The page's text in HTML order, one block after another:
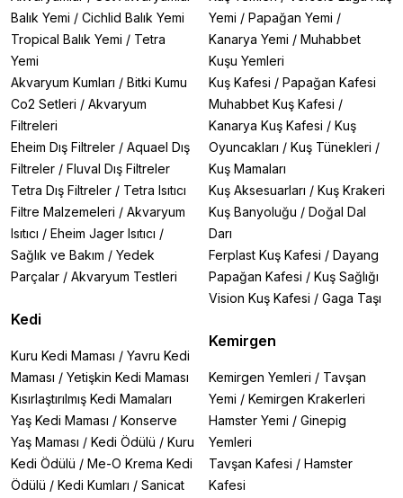
Balık Yemi / Cichlid Balık Yemi
Tropical Balık Yemi / Tetra
Yemi
Akvaryum Kumları / Bitki Kumu
Co2 Setleri / Akvaryum
Filtreleri
Eheim Dış Filtreler / Aquael Dış
Filtreler / Fluval Dış Filtreler
Tetra Dış Filtreler / Tetra Isıtıcı
Filtre Malzemeleri / Akvaryum
Isıtıcı / Eheim Jager Isıtıcı /
Sağlık ve Bakım / Yedek
Parçalar / Akvaryum Testleri
Kedi
Kuru Kedi Maması / Yavru Kedi
Maması / Yetişkin Kedi Maması
Kısırlaştırılmış Kedi Mamaları
Yaş Kedi Maması / Konserve
Yaş Maması / Kedi Ödülü / Kuru
Kedi Ödülü / Me-O Krema Kedi
Ödülü / Kedi Kumları / Sanicat
Yemi / Papağan Yemi /
Kanarya Yemi / Muhabbet
Kuşu Yemleri
Kuş Kafesi / Papağan Kafesi
Muhabbet Kuş Kafesi /
Kanarya Kuş Kafesi / Kuş
Oyuncakları / Kuş Tünekleri /
Kuş Mamaları
Kuş Aksesuarları / Kuş Krakeri
Kuş Banyoluğu / Doğal Dal
Darı
Ferplast Kuş Kafesi / Dayang
Papağan Kafesi / Kuş Sağlığı
Vision Kuş Kafesi / Gaga Taşı
Kemirgen
Kemirgen Yemleri / Tavşan
Yemi / Kemirgen Krakerleri
Hamster Yemi / Ginepig
Yemleri
Tavşan Kafesi / Hamster
Kafesi